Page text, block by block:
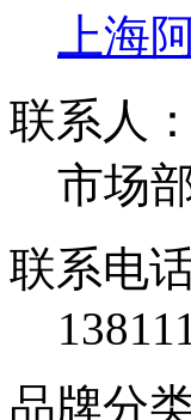
上海
联系人：
市场
联系电话
品牌分类